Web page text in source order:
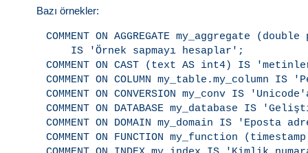
Bazı örnekler:
COMMENT ON AGGREGATE my_aggregate
    IS 'Örnek sapmayı hesaplar';
COMMENT ON CAST (text AS int4) IS
COMMENT ON COLUMN my_table.my_column
COMMENT ON CONVERSION my_conv IS
COMMENT ON DATABASE my_database IS
COMMENT ON DOMAIN my_domain IS 'Eposta
COMMENT ON FUNCTION my_function